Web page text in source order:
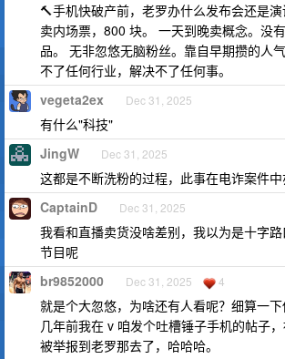
🔨手机快破产前，老罗办什么发布会还是
卖内场票，800 块。 一天到晚卖概念。没
品。 无非忽悠无脑粉丝。靠自早期攒的人
不了任何行业，解决不了任何事。
vegeta2ex Dec 31, 2025
有什么"科技"
JingW Dec 31, 2025
这都是不断洗粉的过程，此事在电诈案件
CaptainD Dec 31, 2025
我看和直播卖货没啥差别，我以为是十字
节目呢
br9852000 Dec 31, 2025 4
就是个大忽悠，为啥还有人看呢？细算一下
几年前我在 v 咱发个吐槽锤子手机的帖子
被举报到老罗那去了，哈哈哈。